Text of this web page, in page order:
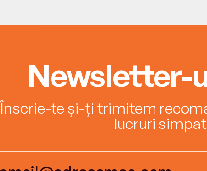
Newsletter-
Înscrie-te și-ți trimitem
lucruri